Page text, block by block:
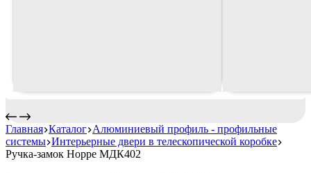
Главная Каталог Алюминиевый профиль - профильные
системы Интерьерные двери в телескопической коробке
Ручка-замок Hoppe МДК402